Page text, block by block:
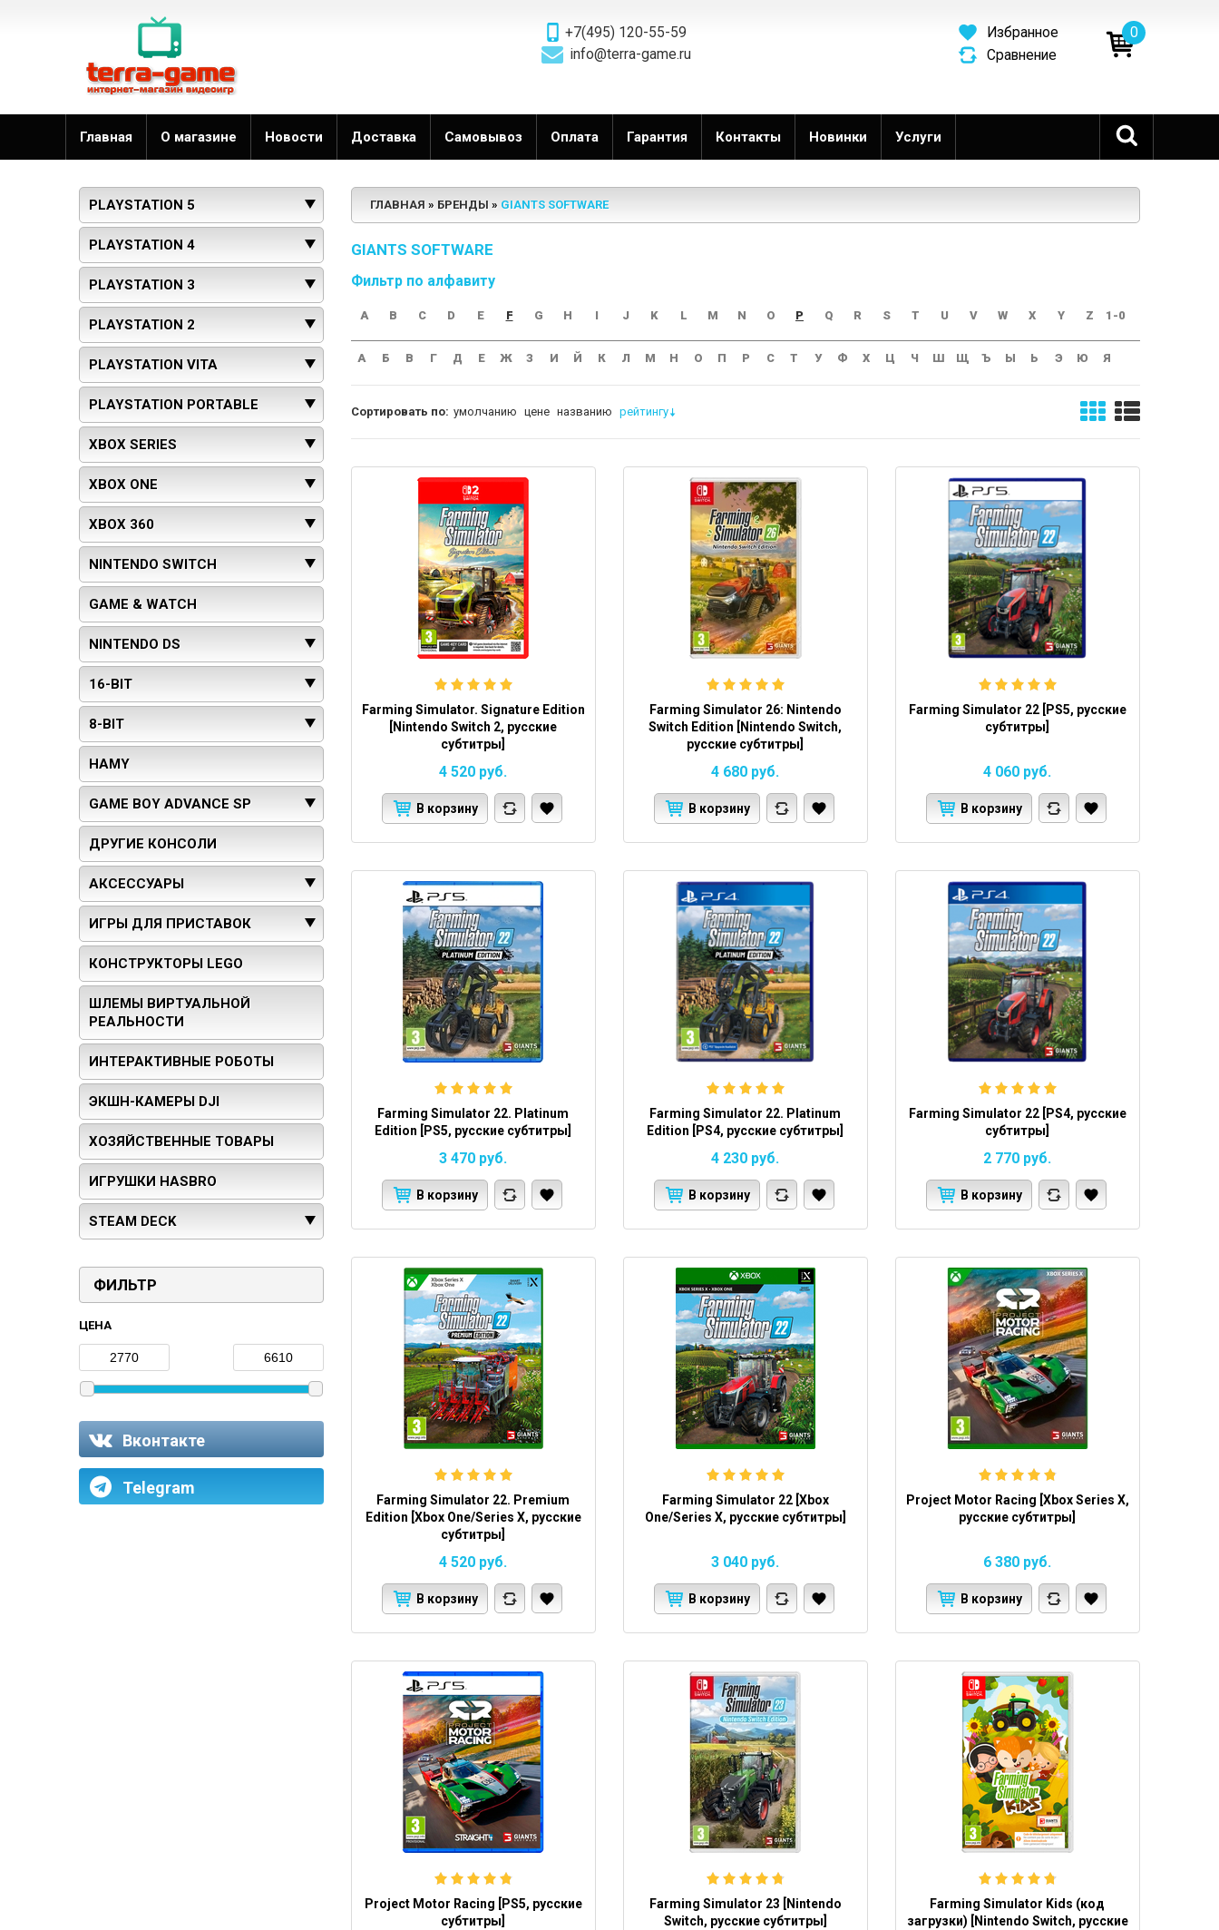
+7(495) 120-55-59
info@terra-game.ru
0
Избранное
Сравнение
Главная О магазине Новости Доставка Самовывоз Оплата Гарантия Контакты Новинки Услуги
PLAYSTATION 5
PLAYSTATION 4
PLAYSTATION 3
PLAYSTATION 2
PLAYSTATION VITA
PLAYSTATION PORTABLE
XBOX SERIES
XBOX ONE
XBOX 360
NINTENDO SWITCH
GAME & WATCH
NINTENDO DS
16-BIT
8-BIT
HAMY
GAME BOY ADVANCE SP
ДРУГИЕ КОНСОЛИ
АКСЕССУАРЫ
ИГРЫ ДЛЯ ПРИСТАВОК
КОНСТРУКТОРЫ LEGO
ШЛЕМЫ ВИРТУАЛЬНОЙ
РЕАЛЬНОСТИ
ИНТЕРАКТИВНЫЕ РОБОТЫ
ЭКШН-КАМЕРЫ DJI
ХОЗЯЙСТВЕННЫЕ ТОВАРЫ
ИГРУШКИ HASBRO
STEAM DECK
ФИЛЬТР
ЦЕНА
Вконтакте
Telegram
ГЛАВНАЯ БРЕНДЫ GIANTS SOFTWARE
GIANTS SOFTWARE
Фильтр по алфавиту
A B C D E F G H I J K L M N O P Q R S T U V W X Y Z 1-0
А Б В Г Д Е Ж З И Й К Л М Н О П Р С Т У Ф Х Ц Ч Ш Щ Ъ Ы Ь Э Ю Я
Сортировать по: умолчанию цене названию рейтингу
Farming Simulator. Signature Edition
[Nintendo Switch 2, русские
субтитры]
4 520 руб.
В корзину
Farming Simulator 26: Nintendo
Switch Edition [Nintendo Switch,
русские субтитры]
4 680 руб.
В корзину
Farming Simulator 22 [PS5, русские
субтитры]
4 060 руб.
В корзину
Farming Simulator 22. Platinum
Edition [PS5, русские субтитры]
3 470 руб.
В корзину
Farming Simulator 22. Platinum
Edition [PS4, русские субтитры]
4 230 руб.
В корзину
Farming Simulator 22 [PS4, русские
субтитры]
2 770 руб.
В корзину
Farming Simulator 22. Premium
Edition [Xbox One/Series X, русские
субтитры]
4 520 руб.
В корзину
Farming Simulator 22 [Xbox
One/Series X, русские субтитры]
3 040 руб.
В корзину
Project Motor Racing [Xbox Series X,
русские субтитры]
6 380 руб.
В корзину
Project Motor Racing [PS5, русские
субтитры]
Farming Simulator 23 [Nintendo
Switch, русские субтитры]
Farming Simulator Kids (код
загрузки) [Nintendo Switch, русские